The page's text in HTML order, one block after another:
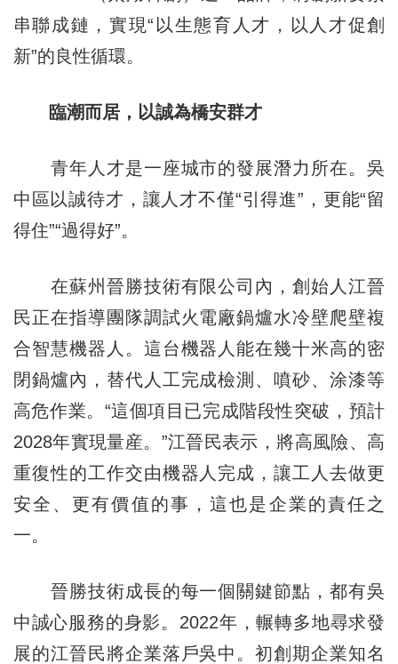
串聯成鏈，實現“以生態育人才，以人才促創
新”的良性循環。
臨潮而居，以誠為橋安群才
青年人才是一座城市的發展潛力所在。吳
中區以誠待才，讓人才不僅“引得進”，更能“留
得住”“過得好”。
在蘇州晉勝技術有限公司內，創始人江晉
民正在指導團隊調試火電廠鍋爐水冷壁爬壁複
合智慧機器人。這台機器人能在幾十米高的密
閉鍋爐內，替代人工完成檢測、噴砂、涂漆等
高危作業。“這個項目已完成階段性突破，預計
2028年實現量産。”江晉民表示，將高風險、高
重復性的工作交由機器人完成，讓工人去做更
安全、更有價值的事，這也是企業的責任之
一。
晉勝技術成長的每一個關鍵節點，都有吳
中誠心服務的身影。2022年，輾轉多地尋求發
展的江晉民將企業落戶吳中。初創期企業知名